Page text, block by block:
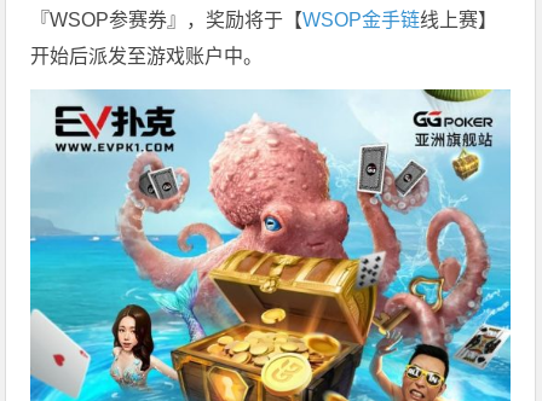
『WSOP参赛券』，奖励将于【WSOP金手链线上赛】
开始后派发至游戏账户中。